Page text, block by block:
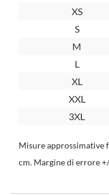
XS
S
M
L
XL
XXL
3XL
Misure approssimative
cm. Margine di errore